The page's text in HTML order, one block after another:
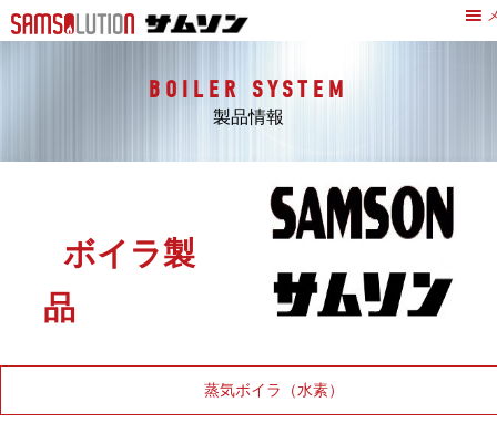
BOILER SYSTEM
製品情報
ボイラ製
品
蒸気ボイラ（水素）